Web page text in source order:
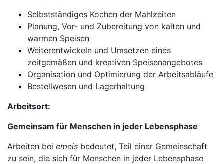
Selbstständiges Kochen der Mahlzeiten
Planung, Vor- und Zubereitung von kalten und
warmen Speisen
Weiterentwickeln und Umsetzen eines
zeitgemäßen und kreativen Speisenangebotes
Organisation und Optimierung der Arbeitsabläufe
Bestellwesen und Lagerhaltung
Arbeitsort:
Gemeinsam für Menschen in jeder Lebensphase
Arbeiten bei emeis bedeutet, Teil einer Gemeinschaft
zu sein, die sich für Menschen in jeder Lebensphase